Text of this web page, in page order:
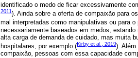
identificado o medo de ficar excessivamente
2011). Ainda sobre a oferta de compaixão para
mal interpretadas como manipulativas ou para o
necessariamente baseados em medos,
alta carga de demanda de cuidado, mas muita
hospitalares, por exemplo (Kirby et al., 2019). Além
compaixão, pessoas com essa capacidade